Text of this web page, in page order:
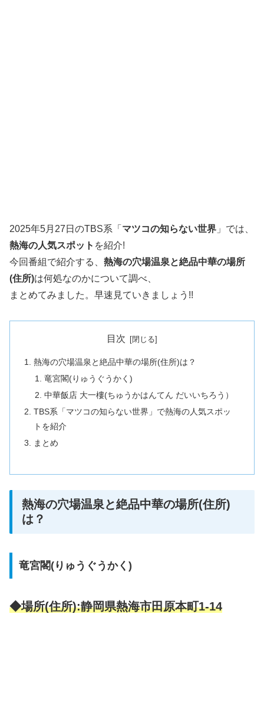
2025年5月27日のTBS系「 マツコの知らない世界 」では、
熱海の人気スポット を紹介!
今回番組で紹介する、 熱海の穴場温泉と絶品中華の場所
(住所)は何処なのかについて調べ、
まとめてみました。早速見ていきましょう!!
目次
熱海の穴場温泉と絶品中華の場所(住所)は？
竜宮閣(りゅうぐうかく)
中華飯店 大一樓(ちゅうかはんてん だいいちろう）
TBS系「マツコの知らない世界」で熱海の人気スポッ
トを紹介
まとめ
熱海の穴場温泉と絶品中華の場所(住所)
は？
竜宮閣(りゅうぐうかく)
◆場所(住所):静岡県熱海市田原本町1-14